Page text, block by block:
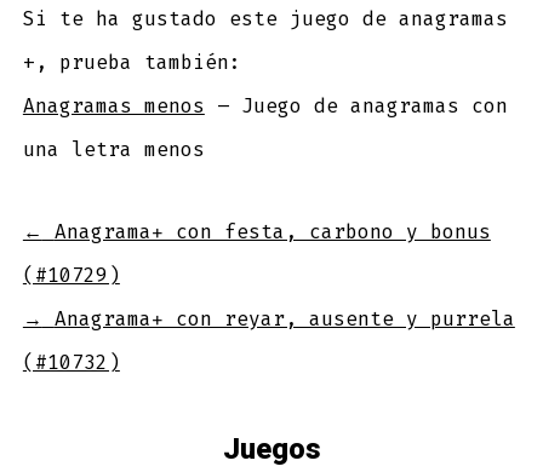
Si te ha gustado este juego de anagramas
+, prueba también:
Anagramas menos – Juego de anagramas con
una letra menos
←
Anagrama+ con festa, carbono y bonus
(#10729)
→
Anagrama+ con reyar, ausente y purrela
(#10732)
Juegos